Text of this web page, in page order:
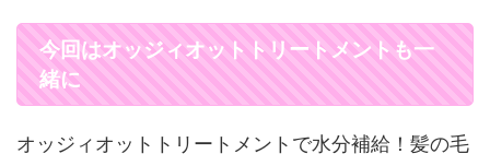
今回はオッジィオットトリートメントも一
緒に
オッジィオットトリートメントで水分補給！髪の毛